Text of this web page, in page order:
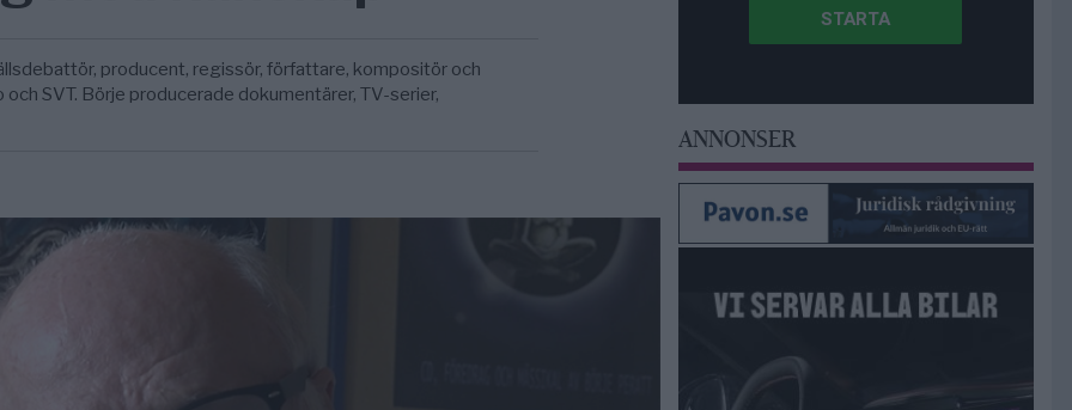
producent, regissör, författare, kompositör och
SVT. Börje producerade dokumentärer, TV-serier,
ANNONSER